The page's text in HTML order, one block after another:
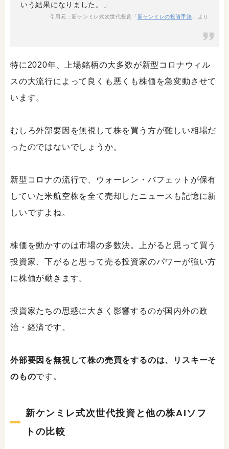
いう結果になりました。」
引用元：新ケンミレ式次世代投資「新ケンミレの投資手法 」より
特に2020年、上場銘柄の大多数が新型コロナウィル
スの大流行によって良くも悪くも株価を急変動させて
います。
むしろ外部要因を無視して株を買う方が難しい相場だ
ったのではないでしょうか。
新型コロナの流行で、ウォーレン・バフェットが保有
していた米航空株を全て売却したニュースも記憶に新
しいですよね。
株価を動かすのは市場の多数決。上がると思って買う
投資家、下がると思って売る投資家のパワーが強い方
に株価が動きます。
投資家たちの思惑に大きく影響するのが国内外の政
治・経済です。
外部要因を無視して株の売買をするのは、リスキーそ
のものです。
新ケンミレ式次世代投資と他の株AIソフ
トの比較